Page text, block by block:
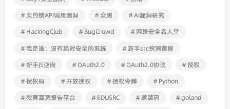
# 契约锁API调用漏洞
# 众测
# AI漏洞研究
# HackingClub
# BugCrowd
# 网络安全名人堂
# 我是谁：没有绝对安全的系统
# 新手src挖洞课程
# 新手JS逆向
# OAuth2.0 # OAuth2.0协议
# 授权
# 授权码
# 开放授权 # 授权令牌
# Python
# 教育漏洞报告平台
# EDUSRC # 邀请码
# goland